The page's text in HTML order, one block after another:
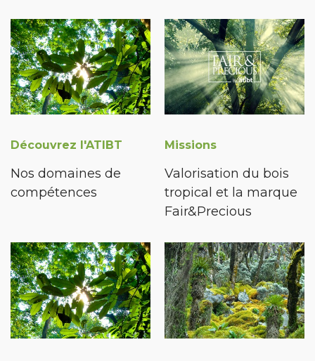
Découvrez l'ATIBT
Nos domaines de
compétences
Missions
Valorisation du bois
tropical et la marque
Fair&Precious